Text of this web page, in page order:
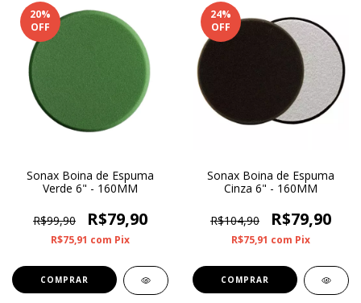
20%
OFF
Sonax Boina de Espuma
Verde 6" - 160MM
R$99,90 R$79,90
R$75,91 com Pix
24%
OFF
Sonax Boina de Espuma
Cinza 6" - 160MM
R$104,90 R$79,90
R$75,91 com Pix